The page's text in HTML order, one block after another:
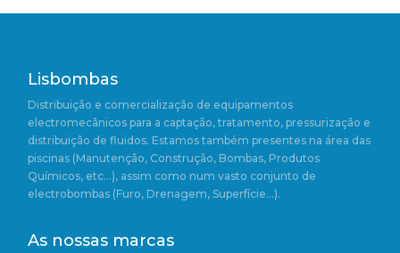
Lisbombas
Distribuição e comercialização de equipamentos
electromecânicos para a captação, tratamento, pressurização e
distribuição de fluidos. Estamos também presentes na área das
piscinas (Manutenção, Construção, Bombas, Produtos
Químicos, etc…), assim como num vasto conjunto de
electrobombas (Furo, Drenagem, Superfície…).
As nossas marcas